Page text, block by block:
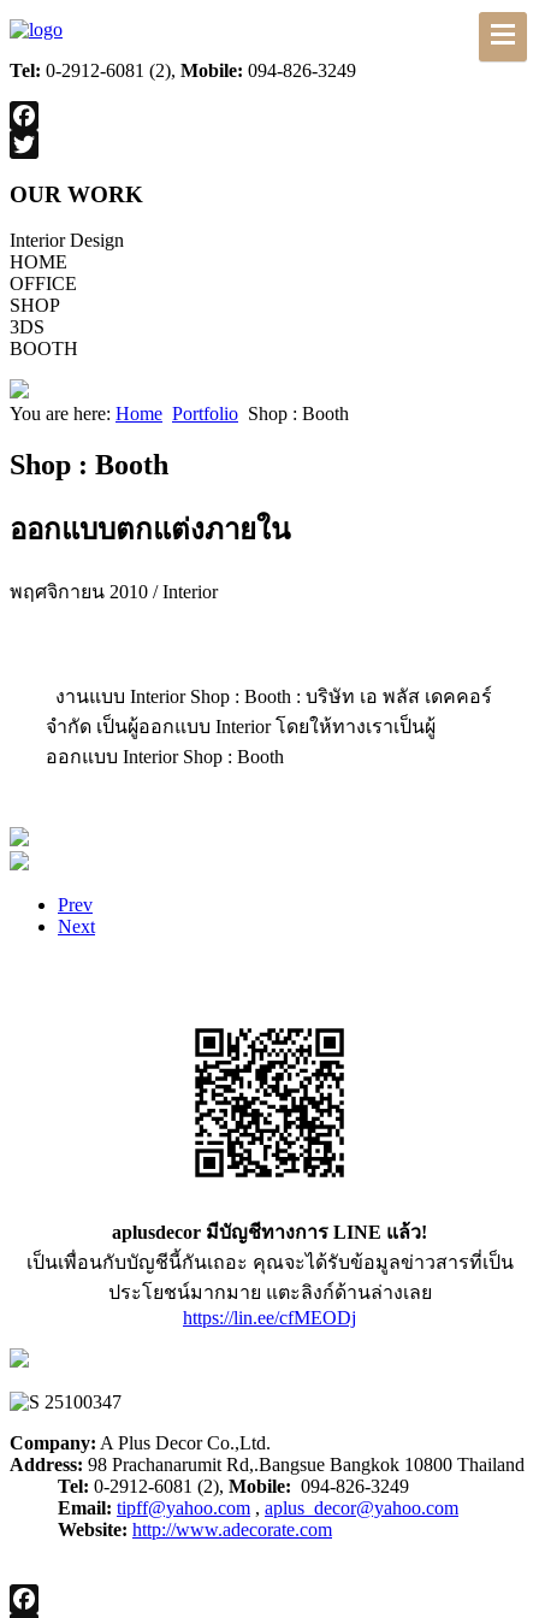
Tel: 0-2912-6081 (2), Mobile: 094-826-3249
Facebook
OUR WORK
Interior Design
HOME
OFFICE
SHOP
3DS
BOOTH
You are here: Home Portfolio Shop : Booth
Shop : Booth
ออกแบบตกแต่งภายใน
พฤศจิกายน 2010 / Interior
งานแบบ Interior Shop : Booth : บริษัท เอ พลัส เดคคอร์
จำกัด เป็นผู้ออกแบบ Interior โดยให้ทางเราเป็นผู้
ออกแบบ Interior Shop : Booth
Prev
Next
aplusdecor มีบัญชีทางการ LINE แล้ว!
เป็นเพื่อนกับบัญชีนี้กันเถอะ คุณจะได้รับข้อมูลข่าวสารที่เป็น
ประโยชน์มากมาย แตะลิงก์ด้านล่างเลย
https://lin.ee/cfMEODj
Company: A Plus Decor Co.,Ltd.
Address: 98 Prachanarumit Rd,.Bangsue Bangkok 10800 Thailand
Tel: 0-2912-6081 (2), Mobile: 094-826-3249
Email: tipff@yahoo.com , aplus_decor@yahoo.com
Website: http://www.adecorate.com